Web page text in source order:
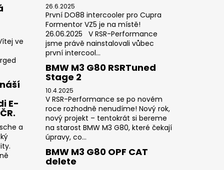
ve
E-
a
26.6.2025
První DO88 intercooler pro Cupra
Formentor VZ5 je na místě!
26.06.2025 V RSR-Performance
jsme právě nainstalovali vůbec
první intercool...
BMW M3 G80 RSRTuned
Stage 2
10.4.2025
V RSR-Performance se po novém
roce rozhodně nenudíme! Nový rok,
nový projekt – tentokrát si bereme
na starost BMW M3 G80, které čekají
úpravy, co...
BMW M3 G80 OPF CAT
delete